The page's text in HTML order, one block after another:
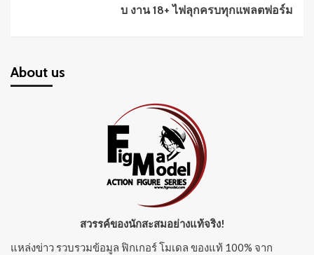
บ งาน 18+ ไฟลุกครบทุกแพลตฟอร์ม
About us
สวรรค์ของนักสะสมอย่างแท้จริง!
แหล่งข่าว รวบรวมข้อมูล ฟิกเกอร์ โมเดล ของแท้ 100% จาก